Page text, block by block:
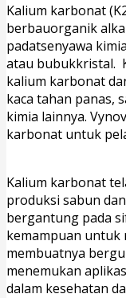
Kalium karbonat
berbauorganik
padatsenyawa kimia
atau bubukkristal.
kalium karbonat
kaca tahan panas,
kimia lainnya.
karbonat untuk
Kalium karbonat
produksi sabun dan
bergantung pada
kemampuan untuk
membuatnya
menemukan
dalam kesehatan